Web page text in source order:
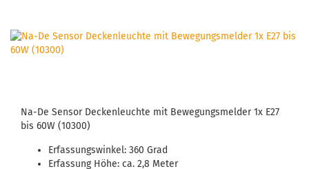
Na-De Sensor Deckenleuchte mit Bewegungsmelder 1x E27
bis 60W (10300)
Erfassungswinkel: 360 Grad
Erfassung Höhe: ca. 2,8 Meter